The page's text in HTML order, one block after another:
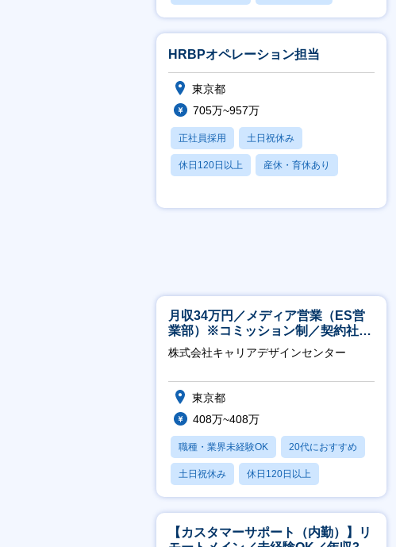
産休・育休あり
HRBPオペレーション担当
東京都
705万~957万
正社員採用 土日祝休み
休日120日以上 産休・育休あり
月収34万円／メディア営業（ES営
業部）※コミッション制／契約社員
※4年目以降無期化
株式会社キャリアデザインセンター
東京都
408万~408万
職種・業界未経験OK 20代におすすめ
土日祝休み 休日120日以上
産休・育休あり
【カスタマーサポート（内勤）】リ